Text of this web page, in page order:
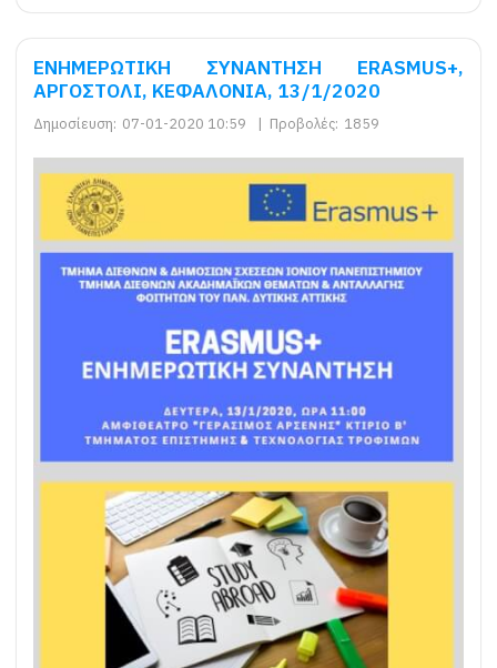
EΝΗΜΕΡΩΤΙΚΗ ΣΥΝΑΝΤΗΣΗ ERASMUS+,
ΑΡΓΟΣΤΟΛΙ, ΚΕΦΑΛΟΝΙΑ, 13/1/2020
Δημοσίευση: 07-01-2020 10:59 | Προβολές: 1859